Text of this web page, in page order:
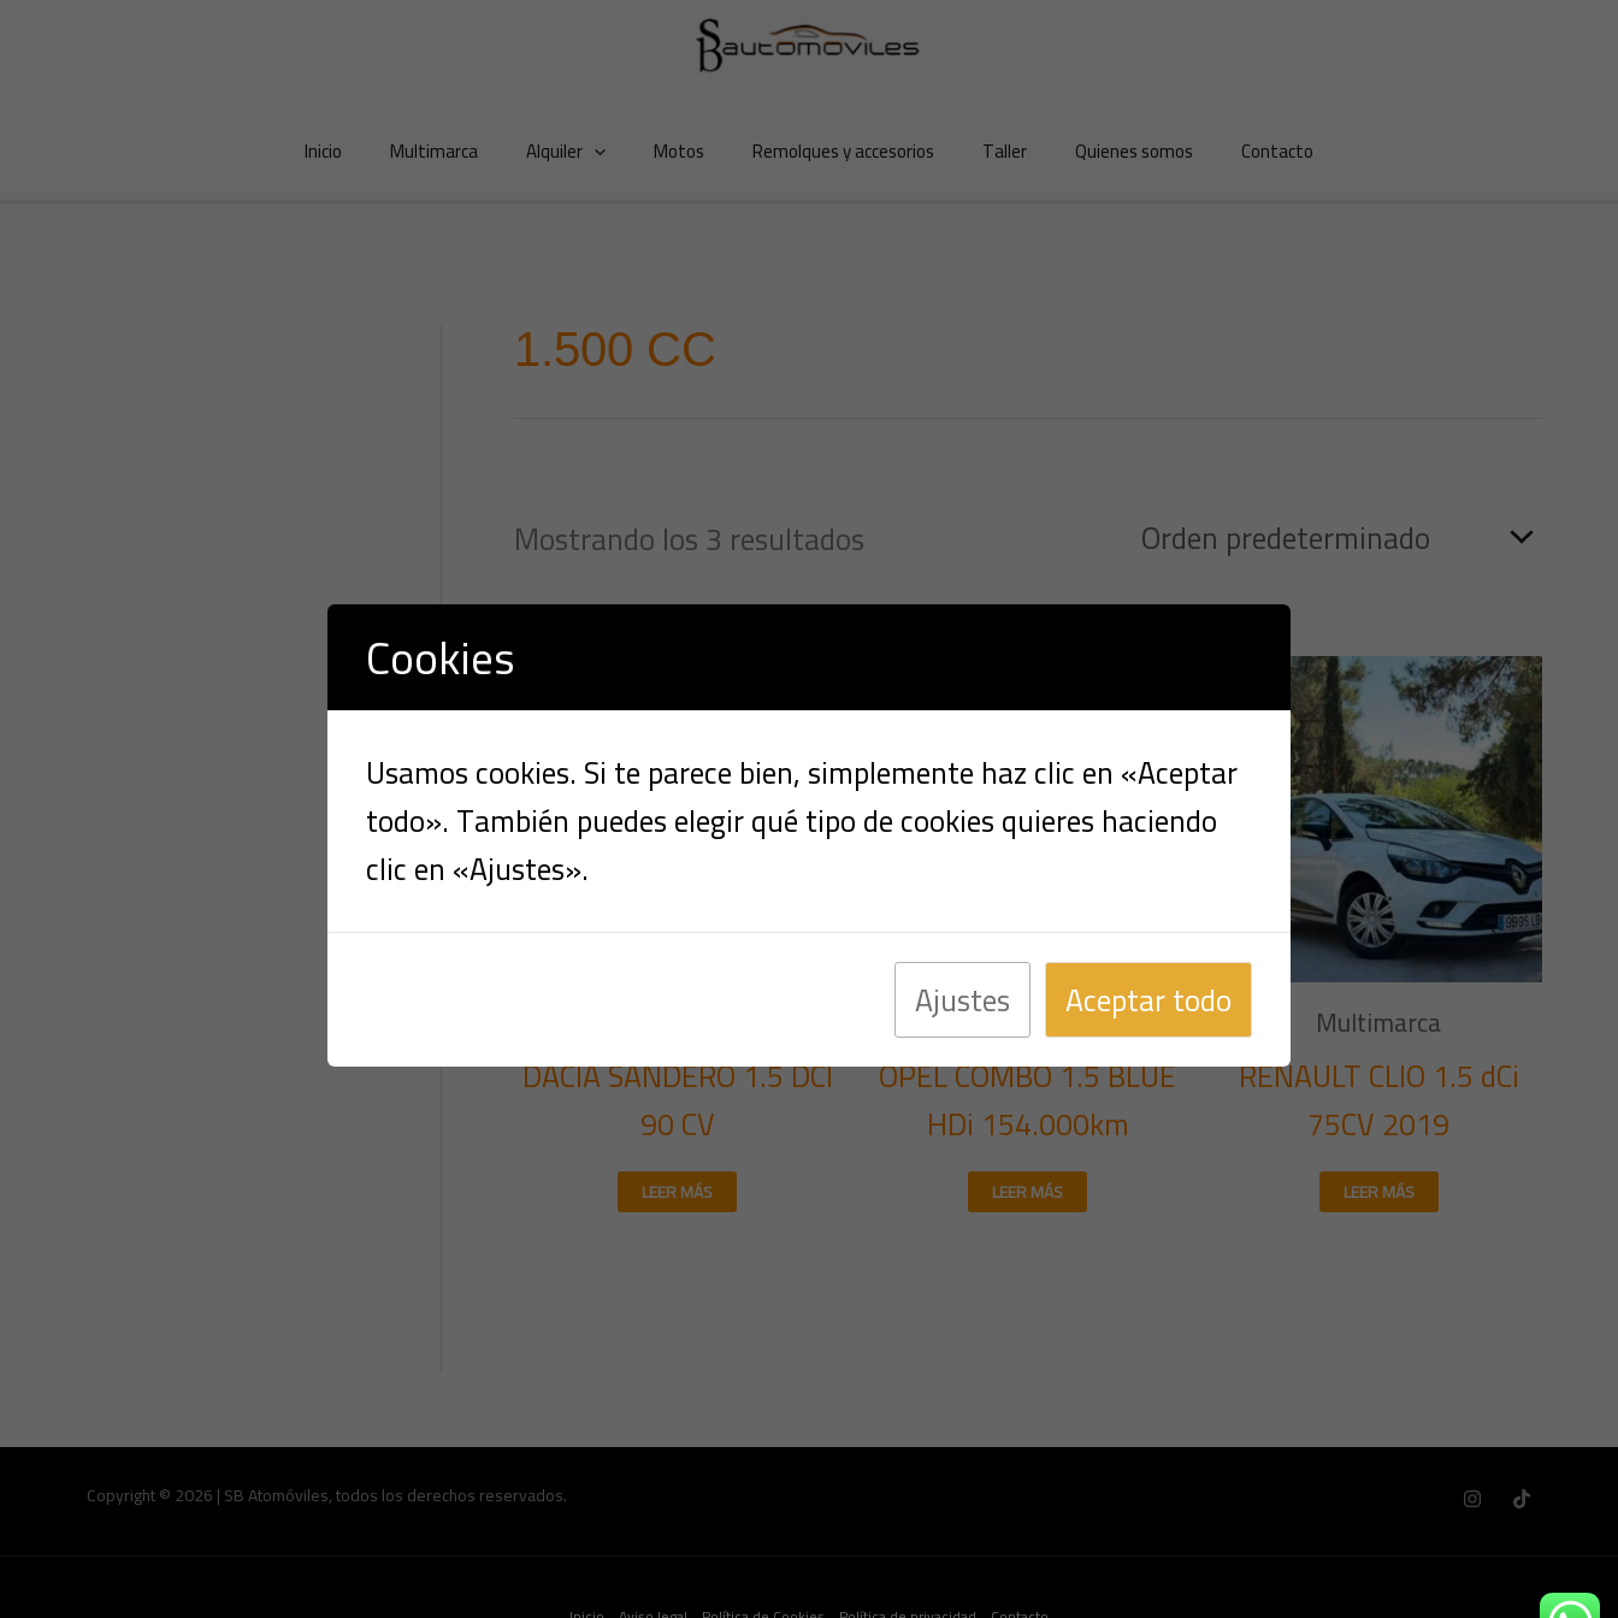
Inicio Multimarca Alquiler Motos Remolques y accesorios Taller Quienes somos Contacto
1.500 CC
Mostrando los 3 resultados
DACIA SANDERO 1.5 DCI
90 CV
LEER MÁS
Multimarca
OPEL COMBO 1.5 BLUE
HDi 154.000km
LEER MÁS
Multimarca
RENAULT CLIO 1.5 dCi
75CV 2019
LEER MÁS
Copyright © 2026 | SB Atomóviles, todos los derechos reservados.
Cookies
Usamos cookies. Si te parece bien, simplemente haz clic en «Aceptar
todo». También puedes elegir qué tipo de cookies quieres haciendo
clic en «Ajustes».
Ajustes Aceptar todo